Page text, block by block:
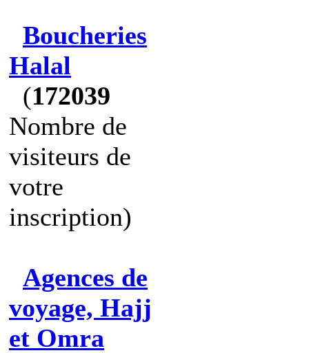
Boucheries
Halal
(172039
Nombre de
visiteurs de
votre
inscription)
Agences de
voyage, Hajj
et Omra